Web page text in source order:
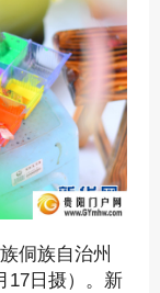
侗族自治州
17日摄）。新